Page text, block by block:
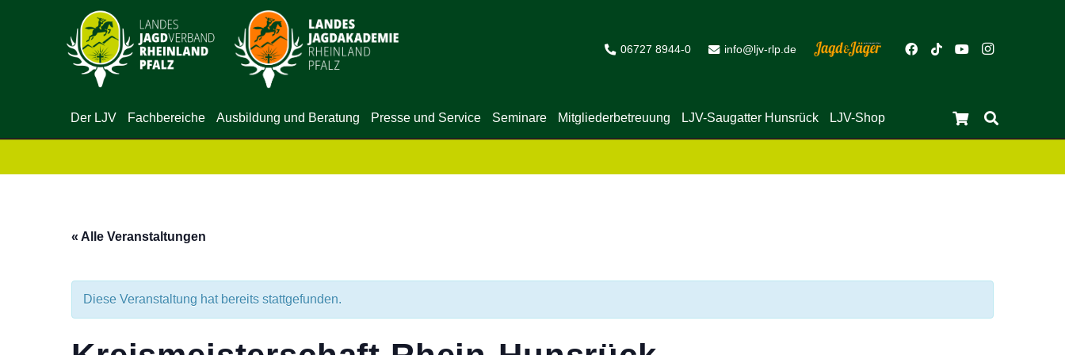
06727 8944-0 info@ljv-rlp.de
Der LJV Fachbereiche Ausbildung und Beratung Presse und Service Seminare Mitgliederbetreuung LJV-Saugatter Hunsrück LJV-Shop
« Alle Veranstaltungen
Diese Veranstaltung hat bereits stattgefunden.
Close